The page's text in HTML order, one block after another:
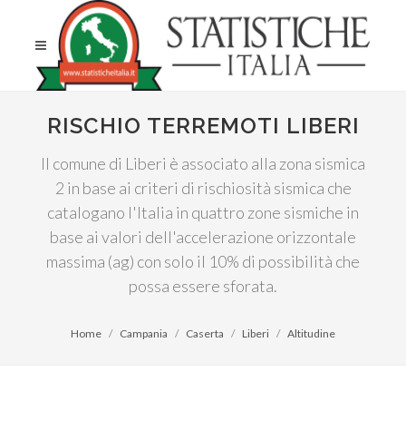
RISCHIO TERREMOTI LIBERI
Il comune di Liberi è associato alla zona sismica
2 in base ai criteri di rischiosità sismica che
catalogano l'Italia in quattro zone sismiche in
base ai valori dell'accelerazione orizzontale
massima (ag) con solo il 10% di possibilità che
possa essere sforata.
Home Campania Caserta Liberi Altitudine